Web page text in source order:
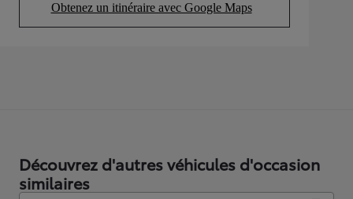
Obtenez un itinéraire avec Google Maps
(Opens in new tab)
Découvrez d'autres véhicules d'occasion
similaires